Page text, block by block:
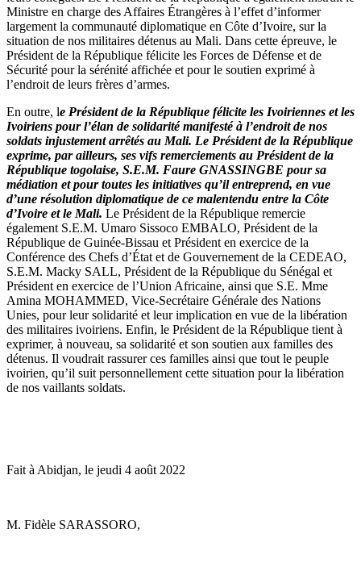
Ministre en charge des Affaires Étrangères à l’effet d’informer
largement la communauté diplomatique en Côte d’Ivoire, sur la
situation de nos militaires détenus au Mali. Dans cette épreuve, le
Président de la République félicite les Forces de Défense et de
Sécurité pour la sérénité affichée et pour le soutien exprimé à
l’endroit de leurs frères d’armes.
En outre, le Président de la République félicite les Ivoiriennes et les
Ivoiriens pour l’élan de solidarité manifesté à l’endroit de nos
soldats injustement arrêtés au Mali. Le Président de la République
exprime, par ailleurs, ses vifs remerciements au Président de la
République togolaise, S.E.M. Faure GNASSINGBE pour sa
médiation et pour toutes les initiatives qu’il entreprend, en vue
d’une résolution diplomatique de ce malentendu entre la Côte
d’Ivoire et le Mali. Le Président de la République remercie
également S.E.M. Umaro Sissoco EMBALO, Président de la
République de Guinée-Bissau et Président en exercice de la
Conférence des Chefs d’État et de Gouvernement de la CEDEAO,
S.E.M. Macky SALL, Président de la République du Sénégal et
Président en exercice de l’Union Africaine, ainsi que S.E. Mme
Amina MOHAMMED, Vice-Secrétaire Générale des Nations
Unies, pour leur solidarité et leur implication en vue de la libération
des militaires ivoiriens. Enfin, le Président de la République tient à
exprimer, à nouveau, sa solidarité et son soutien aux familles des
détenus. Il voudrait rassurer ces familles ainsi que tout le peuple
ivoirien, qu’il suit personnellement cette situation pour la libération
de nos vaillants soldats.
Fait à Abidjan, le jeudi 4 août 2022
M. Fidèle SARASSORO,